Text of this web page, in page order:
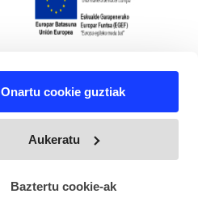
Onartu cookie guztiak
Aukeratu
Baztertu cookie-ak